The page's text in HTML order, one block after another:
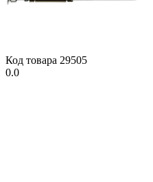
Код товара 29505
0.0